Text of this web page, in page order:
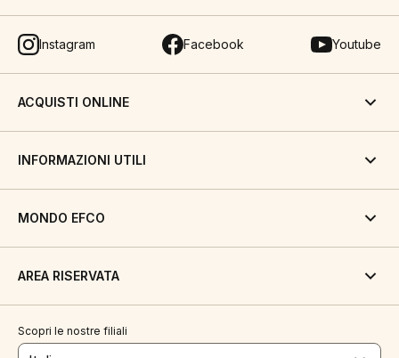
Instagram Facebook Youtube
ACQUISTI ONLINE
INFORMAZIONI UTILI
MONDO EFCO
AREA RISERVATA
Scopri le nostre filiali